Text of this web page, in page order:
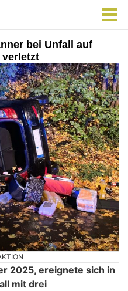
bei Unfall auf
verletzt
2025, ereignete sich in
mit drei